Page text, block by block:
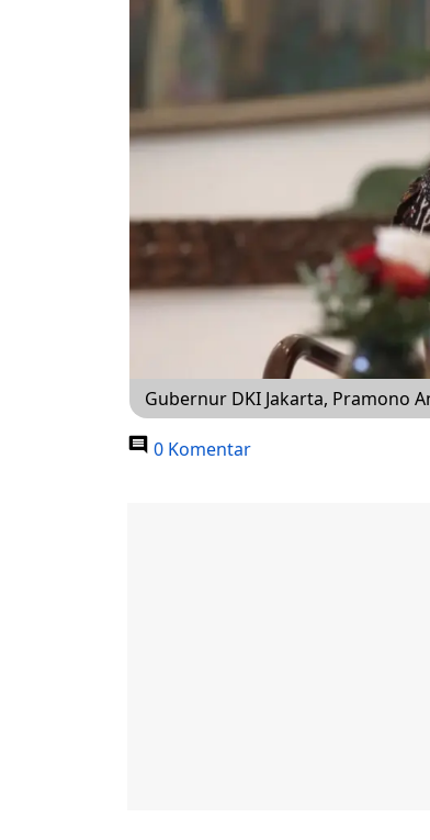
Gubernur DKI Jakarta, Pramono
0 Komentar